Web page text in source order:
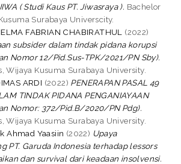
( Studi Kaus PT. Jiwasraya ). Bachelor
Surabaya Universcity.
FABRIAN CHABIRATHUL
(2022)
subsider dalam tindak pidana korupsi
Nomor 12/Pid.Sus-TPK/2021/PN Sby).
Wijaya Kusuma Surabaya University.
ARDI (2022) PENERAPAN PASAL 49
TINDAK PIDANA PENGANIAYAAN
Nomor: 372/Pid.B/2020/PN Pdg).
Wijaya Kusuma Surabaya University.
Ahmad Yaasiin (2022) Upaya
PT. Garuda Indonesia terhadap lessors
dan survival dari keadaan insolvensi.